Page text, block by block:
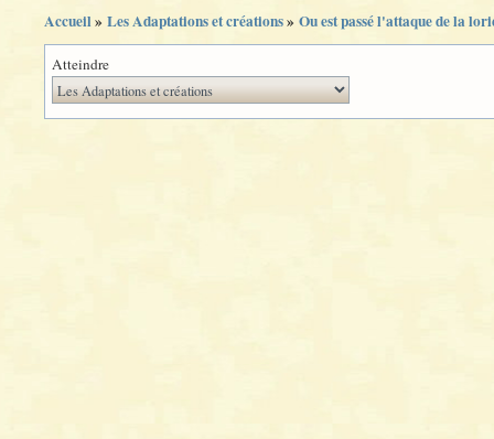
Accueil» Les Adaptations et créations» Ou est passé l'attaque de la
Atteindre